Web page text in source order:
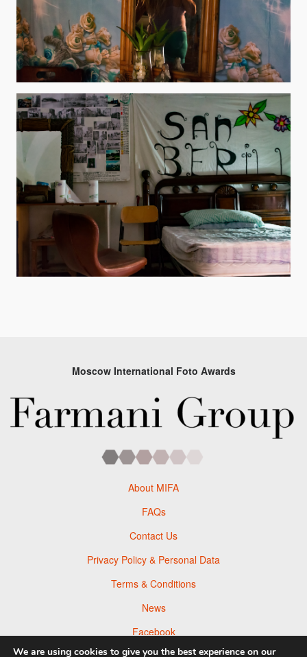
Moscow International Foto Awards
About MIFA
FAQs
Contact Us
Privacy Policy & Personal Data
Terms & Conditions
News
Facebook
We are using cookies to give you the best experience on our